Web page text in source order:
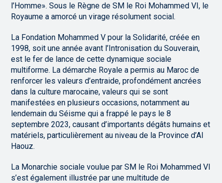
l’Homme». Sous le Règne de SM le Roi Mohammed VI, le
Royaume a amorcé un virage résolument social.
La Fondation Mohammed V pour la Solidarité, créée en
1998, soit une année avant l’Intronisation du Souverain,
est le fer de lance de cette dynamique sociale
multiforme. La démarche Royale a permis au Maroc de
renforcer les valeurs d’entraide, profondément ancrées
dans la culture marocaine, valeurs qui se sont
manifestées en plusieurs occasions, notamment au
lendemain du Séisme qui a frappé le pays le 8
septembre 2023, causant d’importants dégâts humains et
matériels, particulièrement au niveau de la Province d’Al
Haouz.
La Monarchie sociale voulue par SM le Roi Mohammed VI
s’est également illustrée par une multitude de